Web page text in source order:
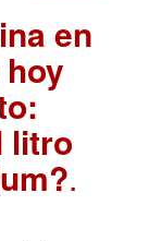
en
litro
.